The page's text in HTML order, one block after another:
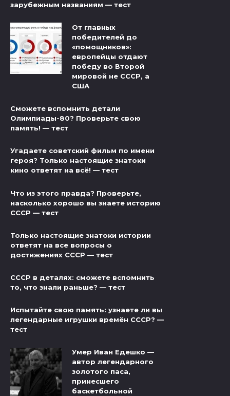
зарубежным названиям — тест
От главных
победителей до
«помощников»:
европейцы отдают
победу во Второй
мировой не СССР, а
США
Сможете вспомнить детали
Олимпиады-80? Проверьте свою
память! — тест
Угадаете советский фильм по имени
героя? Только настоящие знатоки
кино ответят на всё! — тест
Что из этого правда? Проверьте,
насколько хорошо вы знаете историю
СССР — тест
Только настоящие знатоки истории
ответят на все вопросы о
достижениях СССР — тест
СССР в деталях: сможете вспомнить
то, что знали раньше? — тест
Испытайте свою память: узнаете ли вы
легендарные игрушки времён СССР? —
тест
Умер Иван Едешко —
автор легендарного
золотого паса,
принесшего
баскетбольной